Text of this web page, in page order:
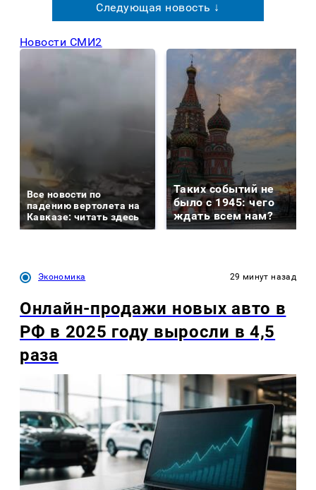
Следующая новость ↓
Новости СМИ2
Все новости по
падению вертолета на
Кавказе: читать здесь
Таких событий не
было с 1945: чего
ждать всем нам?
Экономика 29 минут назад
Онлайн-продажи новых авто в
РФ в 2025 году выросли в 4,5
раза